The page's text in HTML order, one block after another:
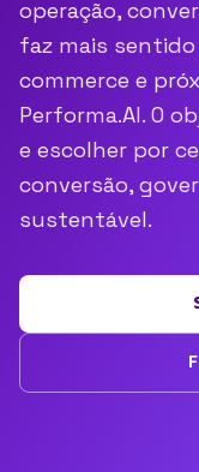
operação,
faz mais
commerce e
Performa.AI. O
e escolher por
conversão,
sustentável.